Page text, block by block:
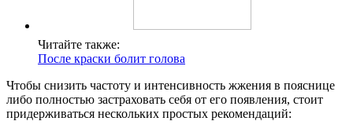
Читайте также:
После краски болит голова
Чтобы снизить частоту и интенсивность жжения в пояснице
либо полностью застраховать себя от его появления, стоит
придерживаться нескольких простых рекомендаций: